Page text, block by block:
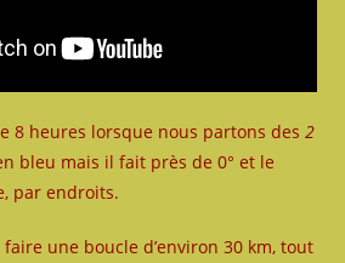
8 heures lorsque nous partons des2
bleu mais il fait près de 0° et le
par endroits.
une boucle d’environ 30 km, tout